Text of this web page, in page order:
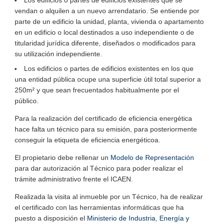
vendan o alquilen a un nuevo arrendatario. Se entiende por
parte de un edificio la unidad, planta, vivienda o apartamento
en un edificio o local destinados a uso independiente o de
titularidad jurídica diferente, diseñados o modificados para
su utilización independiente.
Los edificios o partes de edificios existentes en los que
una entidad pública ocupe una superficie útil total superior a
250m² y que sean frecuentados habitualmente por el
público.
Para la realización del certificado de eficiencia energética
hace falta un técnico para su emisión, para posteriormente
conseguir la etiqueta de eficiencia energéticoa.
El propietario debe rellenar un Modelo de Representación
para dar autorización al Técnico para poder realizar el
trámite administrativo frente el ICAEN.
Realizada la visita al inmueble por un Técnico, ha de realizar
el certificado con las herramientas informáticas que ha
puesto a disposición el Ministerio de Industria, Energía y